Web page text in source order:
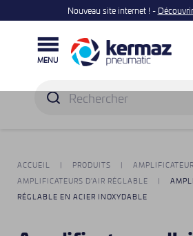
Nouveau site internet ! -

MENU
ACCUEIL PRODUITS
AMPLIFICATEURS D'AIR RÉGLABLE
RÉGLABLE EN ACIER INOXYDABLE